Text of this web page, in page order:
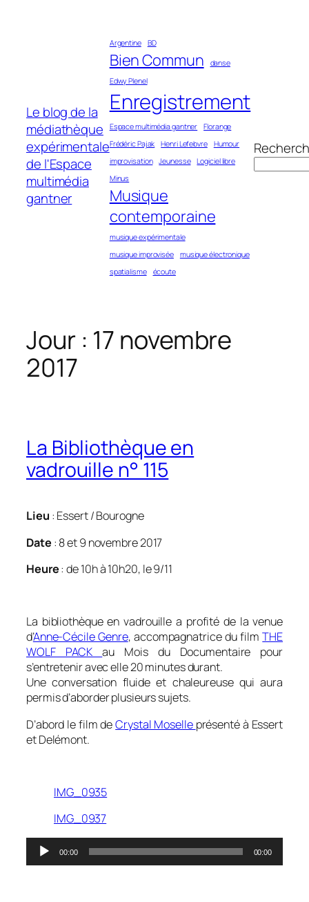
Le blog de la
médiathèque
expérimentale
de l'Espace
multimédia
gantner
Argentine BD
Bien Commun
danse
Edwy Plenel
Enregistrement
Espace multimédia gantner
Florange
Frédéric Pajak
Henri Lefebvre
Humour
improvisation
Jeunesse
Logiciel libre
Minus
Musique
contemporaine
musique expérimentale
musique improvisée
musique électronique
spatialisme
écoute
Jour : 17 novembre
2017
La Bibliothèque en
vadrouille n° 115
Lieu : Essert / Bourogne
Date : 8 et 9 novembre 2017
Heure: de 10h à 10h20, le 9/11
La bibliothèque en vadrouille a profité de la venue
d’Anne-Cécile Genre, accompagnatrice du filmTHE
WOLF PACKau Mois du Documentaire pour
s’entretenir avec elle 20 minutes durant.
Une conversation fluide et chaleureuse qui aura
permis d’aborder plusieurs sujets.
D’abord le film deCrystal Moselle présenté à Essert
et Delémont.
IMG_0935
IMG_0937
Lecteur
audio
00:00 00:00